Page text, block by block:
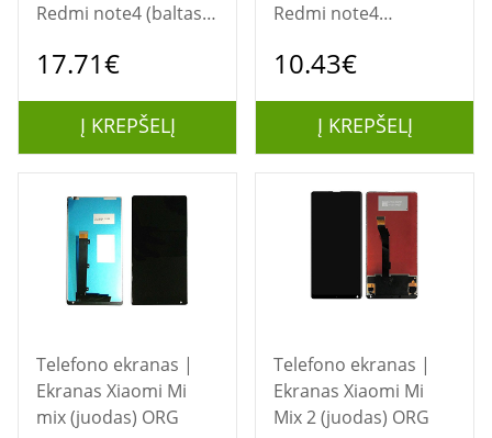
Redmi note4 (baltas)
17.71€
Į KREPŠELĮ
Redmi note4
10.43€
Į KREPŠELĮ
Telefono ekranas |
Ekranas Xiaomi Mi
mix (juodas) ORG
Telefono ekranas |
Ekranas Xiaomi Mi
Mix 2 (juodas) ORG